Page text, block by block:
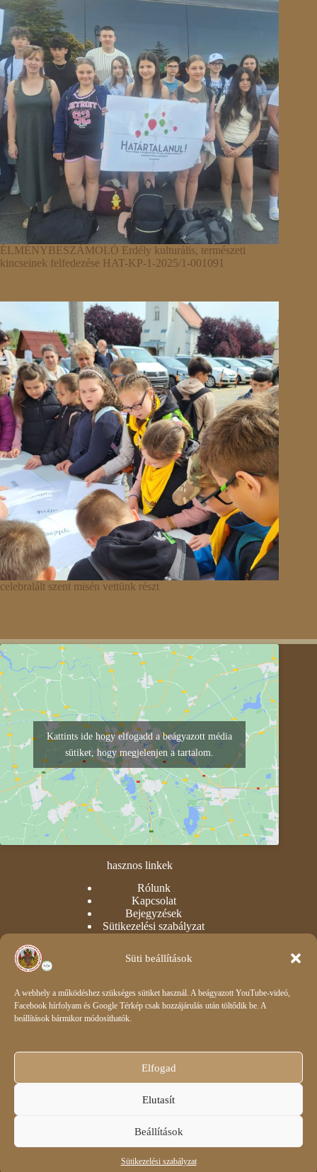
Süti beállítások
A webhely a működéshez szükséges sütiket használ. A beágyazott YouTube-videó,
Facebook hírfolyam és Google Térkép csak hozzájárulás után töltődik be. A
beállítások bármikor módosíthatók.
Elfogad
Elutasít
Beállítások
Sütikezelési szabályzat
ÉLMÉNYBESZÁMOLÓ Erdély kulturális, természeti
kincseinek felfedezése HAT-KP-1-2025/1-001091
celebralált szent misén vettünk részt
Kattints ide hogy elfogadd a beágyazott média
sütiket, hogy megjelenjen a tartalom.
hasznos linkek
Rólunk
Kapcsolat
Bejegyzések
Sütikezelési szabályzat
intézményi
Óvoda
Dokumentumok
Csengetési rend
E-napló belépés
A lenti ikonokra kattintva elérheti E-KRÉTA rendszerünket